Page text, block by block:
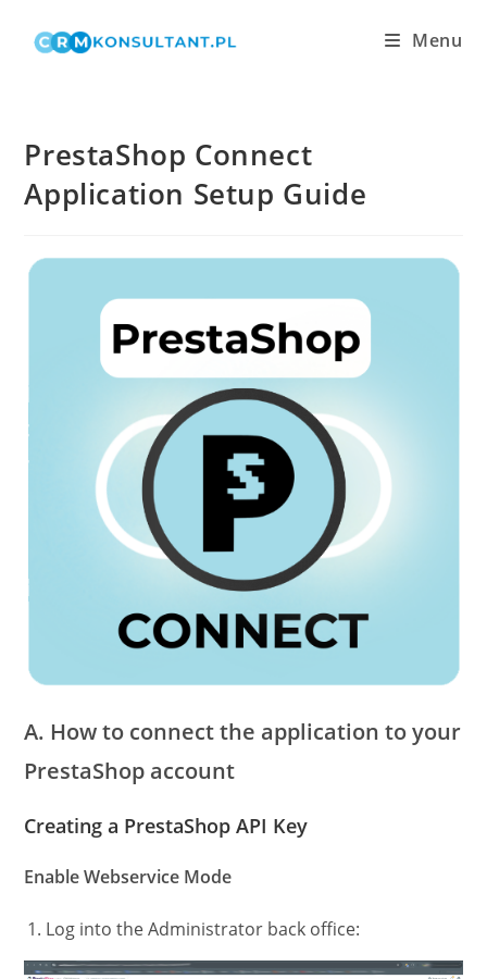
Menu
PrestaShop Connect
Application Setup Guide
A. How to connect the application to your
PrestaShop account
Creating a PrestaShop API Key
Enable Webservice Mode
Log into the Administrator back office: